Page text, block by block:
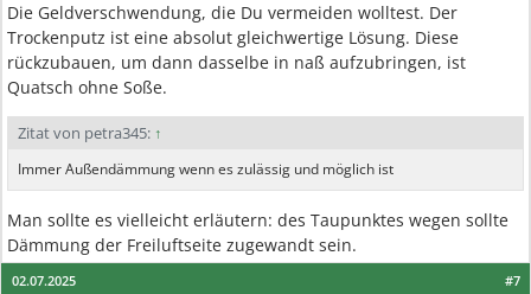
Die Geldverschwendung, die Du vermeiden wolltest. Der
Trockenputz ist eine absolut gleichwertige Lösung. Diese
rückzubauen, um dann dasselbe in naß aufzubringen, ist
Quatsch ohne Soße.
Zitat von petra345: ↑
Immer Außendämmung wenn es zulässig und möglich ist
Man sollte es vielleicht erläutern: des Taupunktes wegen sollte
Dämmung der Freiluftseite zugewandt sein.
#7
02.07.2025